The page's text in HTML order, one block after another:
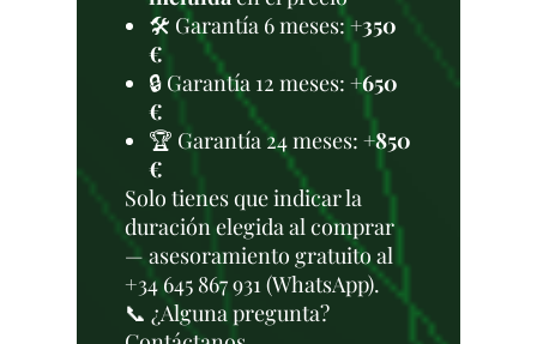
🛠️ Garantía 6 meses:+350
€
🔒 Garantía 12 meses: +650
€
🏆 Garantía 24 meses: +850
€
Solo tienes que indicar la
duración elegida al comprar
— asesoramiento gratuito al
+34 645 867 931 (WhatsApp).
📞 ¿Alguna pregunta?